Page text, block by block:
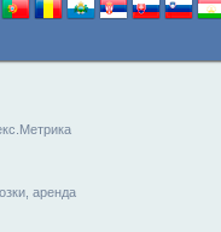
аренда